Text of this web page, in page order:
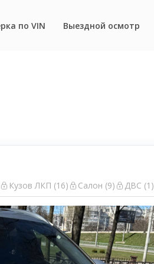
по VIN Выездной осмотр
Кузов ЛКП (16) Салон (9) ДВС (1)